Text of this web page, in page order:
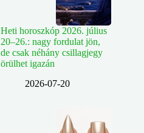
Heti horoszkóp 2026. július
20–26.: nagy fordulat jön,
de csak néhány csillagjegy
örülhet igazán
2026-07-20